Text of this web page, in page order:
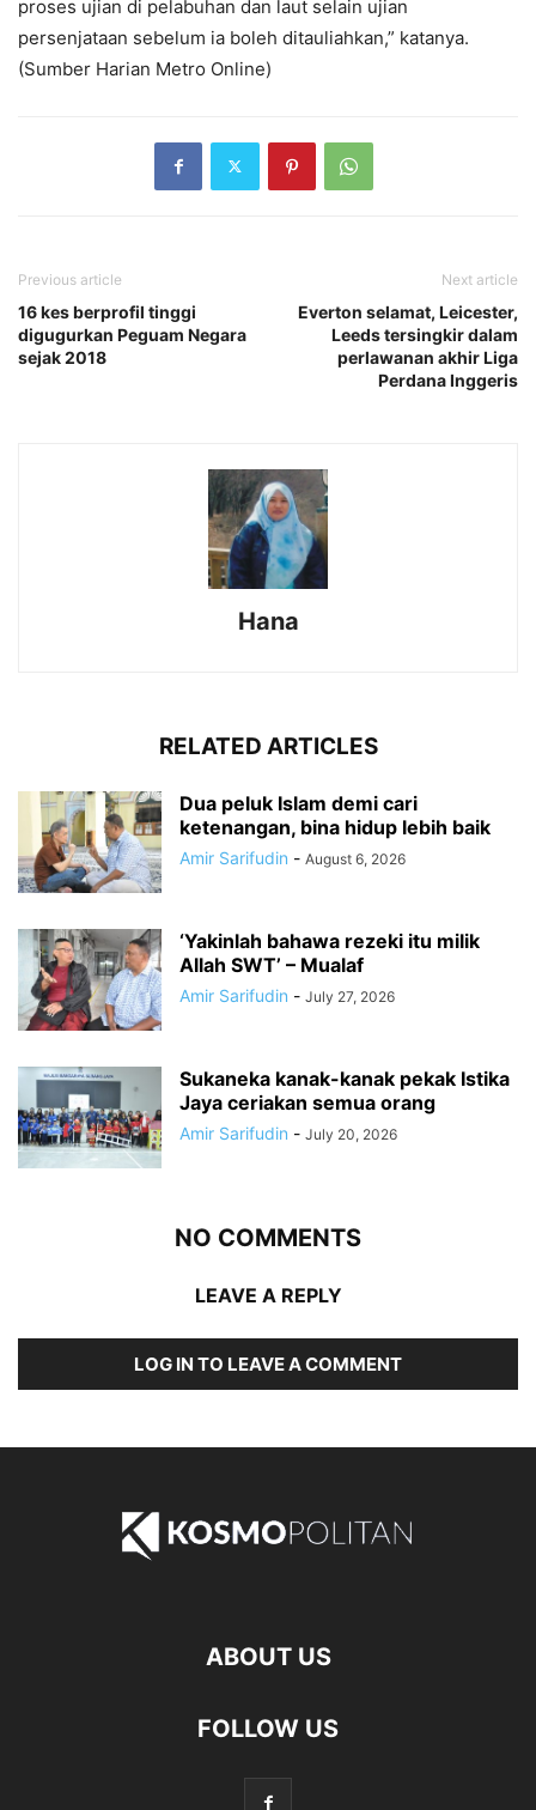
proses ujian di pelabuhan dan laut selain ujian
persenjataan sebelum ia boleh ditauliahkan,” katanya.
(Sumber Harian Metro Online)
Previous article
16 kes berprofil tinggi
digugurkan Peguam Negara
sejak 2018
Next article
Everton selamat, Leicester,
Leeds tersingkir dalam
perlawanan akhir Liga
Perdana Inggeris
Hana
RELATED ARTICLES
Dua peluk Islam demi cari
ketenangan, bina hidup lebih baik
Amir Sarifudin - August 6, 2026
‘Yakinlah bahawa rezeki itu milik
Allah SWT’ – Mualaf
Amir Sarifudin - July 27, 2026
Sukaneka kanak-kanak pekak Istika
Jaya ceriakan semua orang
Amir Sarifudin - July 20, 2026
NO COMMENTS
LEAVE A REPLY
LOG IN TO LEAVE A COMMENT
ABOUT US
FOLLOW US